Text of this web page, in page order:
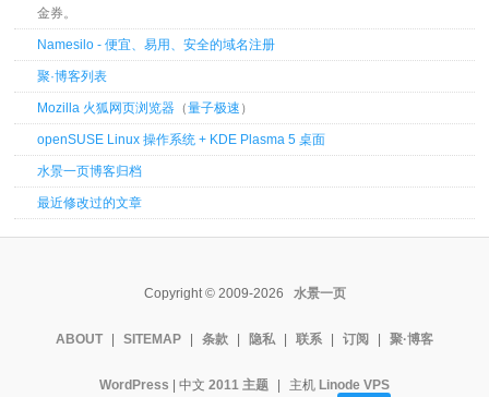
金券。
Namesilo - 便宜、易用、安全的域名注册
聚·博客列表
Mozilla 火狐网页浏览器 （量子极速 ）
openSUSE Linux 操作系统 + KDE Plasma 5 桌面
水景一页博客归档
最近修改过的文章
Copyright © 2009-2026 水景一页
ABOUT SITEMAP 条款 隐私 联系 订阅 聚·博客
WordPress | 中文 2011 主题 主机 Linode VPS